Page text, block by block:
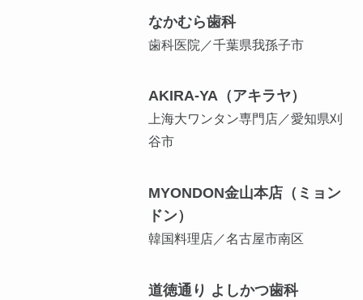
なかむら歯科
歯科医院／千葉県我孫子市
AKIRA-YA（アキラヤ）
上海大ワンタン専門店／愛知県刈
谷市
MYONDON金山本店（ミョン
ドン）
韓国料理店／名古屋市南区
道徳通り よしかつ歯科